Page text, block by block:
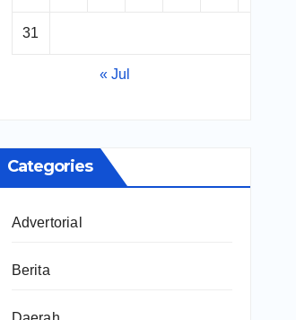
31
« Jul
Categories
Advertorial
Berita